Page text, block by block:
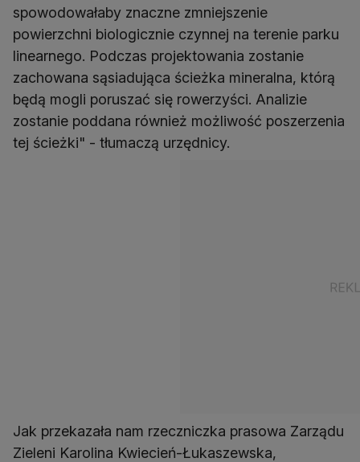
spowodowałaby znaczne zmniejszenie
powierzchni biologicznie czynnej na terenie parku
linearnego. Podczas projektowania zostanie
zachowana sąsiadująca ścieżka mineralna, którą
będą mogli poruszać się rowerzyści. Analizie
zostanie poddana również możliwość poszerzenia
tej ścieżki" - tłumaczą urzędnicy.
Jak przekazała nam rzeczniczka prasowa Zarządu
Zieleni Karolina Kwiecień-Łukaszewska,